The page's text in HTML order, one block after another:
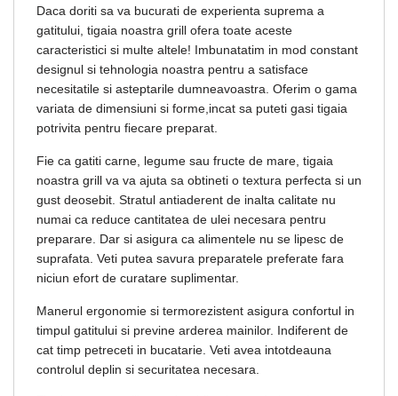
Daca doriti sa va bucurati de experienta suprema a
gatitului, tigaia noastra grill ofera toate aceste
caracteristici si multe altele! Imbunatatim in mod constant
designul si tehnologia noastra pentru a satisface
necesitatile si asteptarile dumneavoastra. Oferim o gama
variata de dimensiuni si forme,incat sa puteti gasi tigaia
potrivita pentru fiecare preparat.
Fie ca gatiti carne, legume sau fructe de mare, tigaia
noastra grill va va ajuta sa obtineti o textura perfecta si un
gust deosebit. Stratul antiaderent de inalta calitate nu
numai ca reduce cantitatea de ulei necesara pentru
preparare. Dar si asigura ca alimentele nu se lipesc de
suprafata. Veti putea savura preparatele preferate fara
niciun efort de curatare suplimentar.
Manerul ergonomie si termorezistent asigura confortul in
timpul gatitului si previne arderea mainilor. Indiferent de
cat timp petreceti in bucatarie. Veti avea intotdeauna
controlul deplin si securitatea necesara.